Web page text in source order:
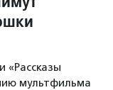
«Рассказы
мультфильма